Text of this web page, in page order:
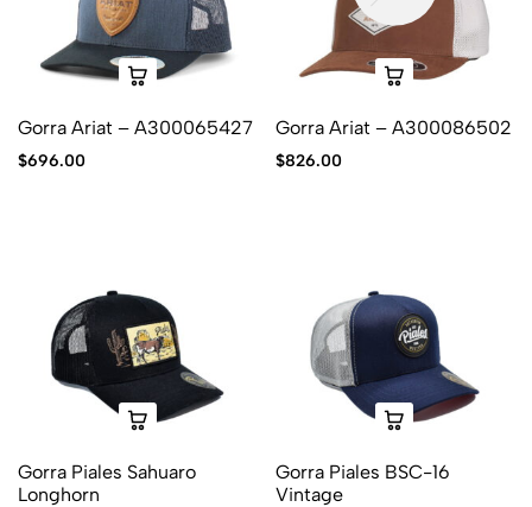
Gorra Ariat – A300065427
$696.00
Gorra Ariat – A300086502
$826.00
Gorra Piales Sahuaro
Longhorn
Gorra Piales BSC-16
Vintage